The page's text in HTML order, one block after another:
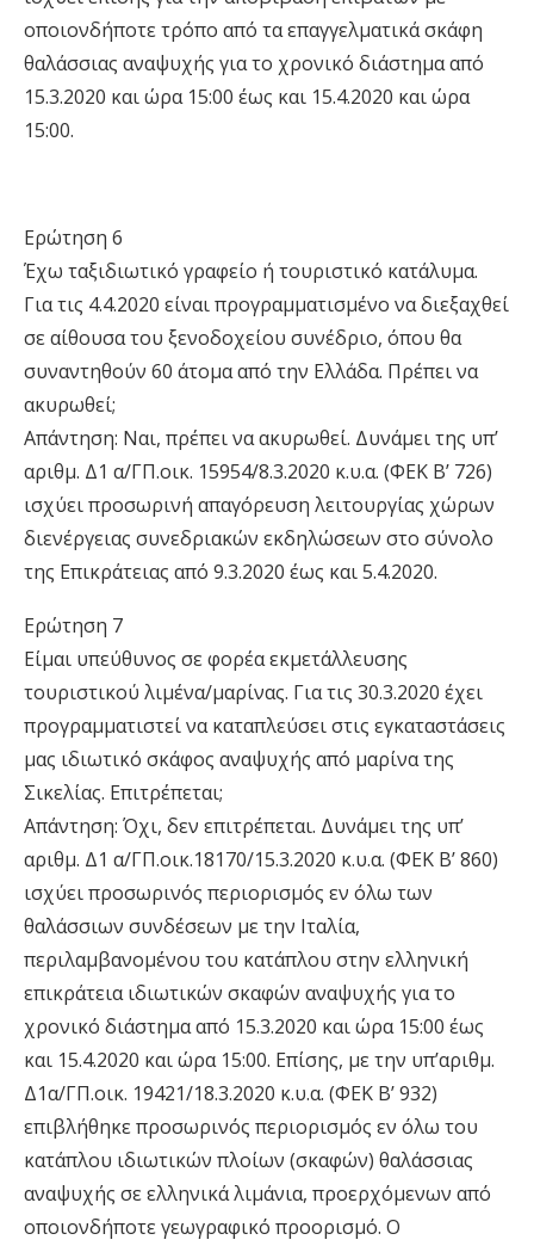
οποιονδήποτε τρόπο από τα επαγγελµατικά σκάφη
θαλάσσιας αναψυχής για το χρονικό διάστηµα από
15.3.2020 και ώρα 15:00 έως και 15.4.2020 και ώρα
15:00.
Ερώτηση 6
Έχω ταξιδιωτικό γραφείο ή τουριστικό κατάλυµα.
Για τις 4.4.2020 είναι προγραµµατισµένο να διεξαχθεί
σε αίθουσα του ξενοδοχείου συνέδριο, όπου θα
συναντηθούν 60 άτοµα από την Ελλάδα. Πρέπει να
ακυρωθεί;
Απάντηση: Ναι, πρέπει να ακυρωθεί. Δυνάµει της υπ’
αριθµ. Δ1 α/ΓΠ.οικ. 15954/8.3.2020 κ.υ.α. (ΦΕΚ Β’ 726)
ισχύει προσωρινή απαγόρευση λειτουργίας χώρων
διενέργειας συνεδριακών εκδηλώσεων στο σύνολο
της Επικράτειας από 9.3.2020 έως και 5.4.2020.
Ερώτηση 7
Είµαι υπεύθυνος σε φορέα εκµετάλλευσης
τουριστικού λιµένα/µαρίνας. Για τις 30.3.2020 έχει
προγραµµατιστεί να καταπλεύσει στις εγκαταστάσεις
µας ιδιωτικό σκάφος αναψυχής από µαρίνα της
Σικελίας. Επιτρέπεται;
Απάντηση: Όχι, δεν επιτρέπεται. Δυνάµει της υπ’
αριθµ. Δ1 α/ΓΠ.οικ.18170/15.3.2020 κ.υ.α. (ΦΕΚ Β’ 860)
ισχύει προσωρινός περιορισµός εν όλω των
θαλάσσιων συνδέσεων µε την Ιταλία,
περιλαµβανοµένου του κατάπλου στην ελληνική
επικράτεια ιδιωτικών σκαφών αναψυχής για το
χρονικό διάστηµα από 15.3.2020 και ώρα 15:00 έως
και 15.4.2020 και ώρα 15:00. Επίσης, µε την υπ’αριθµ.
Δ1α/ΓΠ.οικ. 19421/18.3.2020 κ.υ.α. (ΦΕΚ Β’ 932)
επιβλήθηκε προσωρινός περιορισµός εν όλω του
κατάπλου ιδιωτικών πλοίων (σκαφών) θαλάσσιας
αναψυχής σε ελληνικά λιµάνια, προερχόµενων από
οποιονδήποτε γεωγραφικό προορισµό. Ο